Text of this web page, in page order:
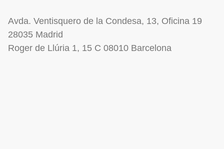
Avda. Ventisquero de la Condesa, 13, Oficina 19
28035 Madrid
Roger de Llúria 1, 15 C 08010 Barcelona